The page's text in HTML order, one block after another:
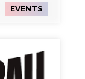
EVENTS